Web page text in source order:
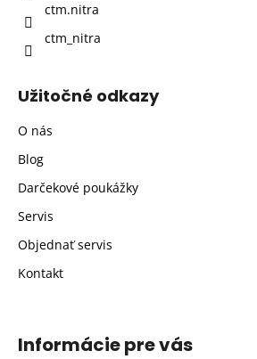
ctm.nitra
ctm_nitra
Užitočné odkazy
O nás
Blog
Darčekové poukážky
Servis
Objednať servis
Kontakt
Informácie pre vás